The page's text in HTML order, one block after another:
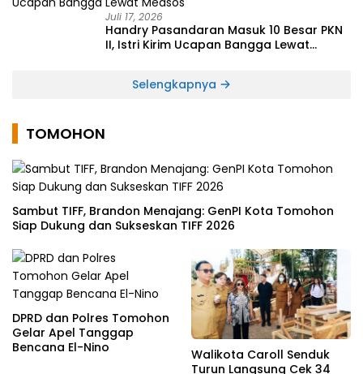
Juli 17, 2026
Handry Pasandaran Masuk 10 Besar PKN
II, Istri Kirim Ucapan Bangga Lewat
Selengkapnya
TOMOHON
Sambut TIFF, Brandon Menajang: ​GenPI Kota Tomohon
Siap Dukung dan Sukseskan TIFF 2026
DPRD dan Polres Tomohon
Gelar Apel Tanggap
Bencana El-Nino
Walikota Caroll Senduk
Turun Langsung Cek 34